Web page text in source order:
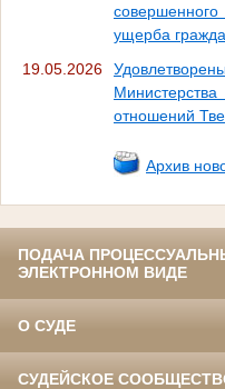
ущерба
19.05.2026
отношений
Архив
ПОДАЧА
ЭЛЕКТРОННОМ ВИДЕ
О СУДЕ
СУДЕЙСКОЕ